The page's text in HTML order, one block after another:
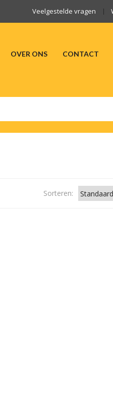
Veelgestelde vragen
OVER ONS CONTACT
Sorteren: